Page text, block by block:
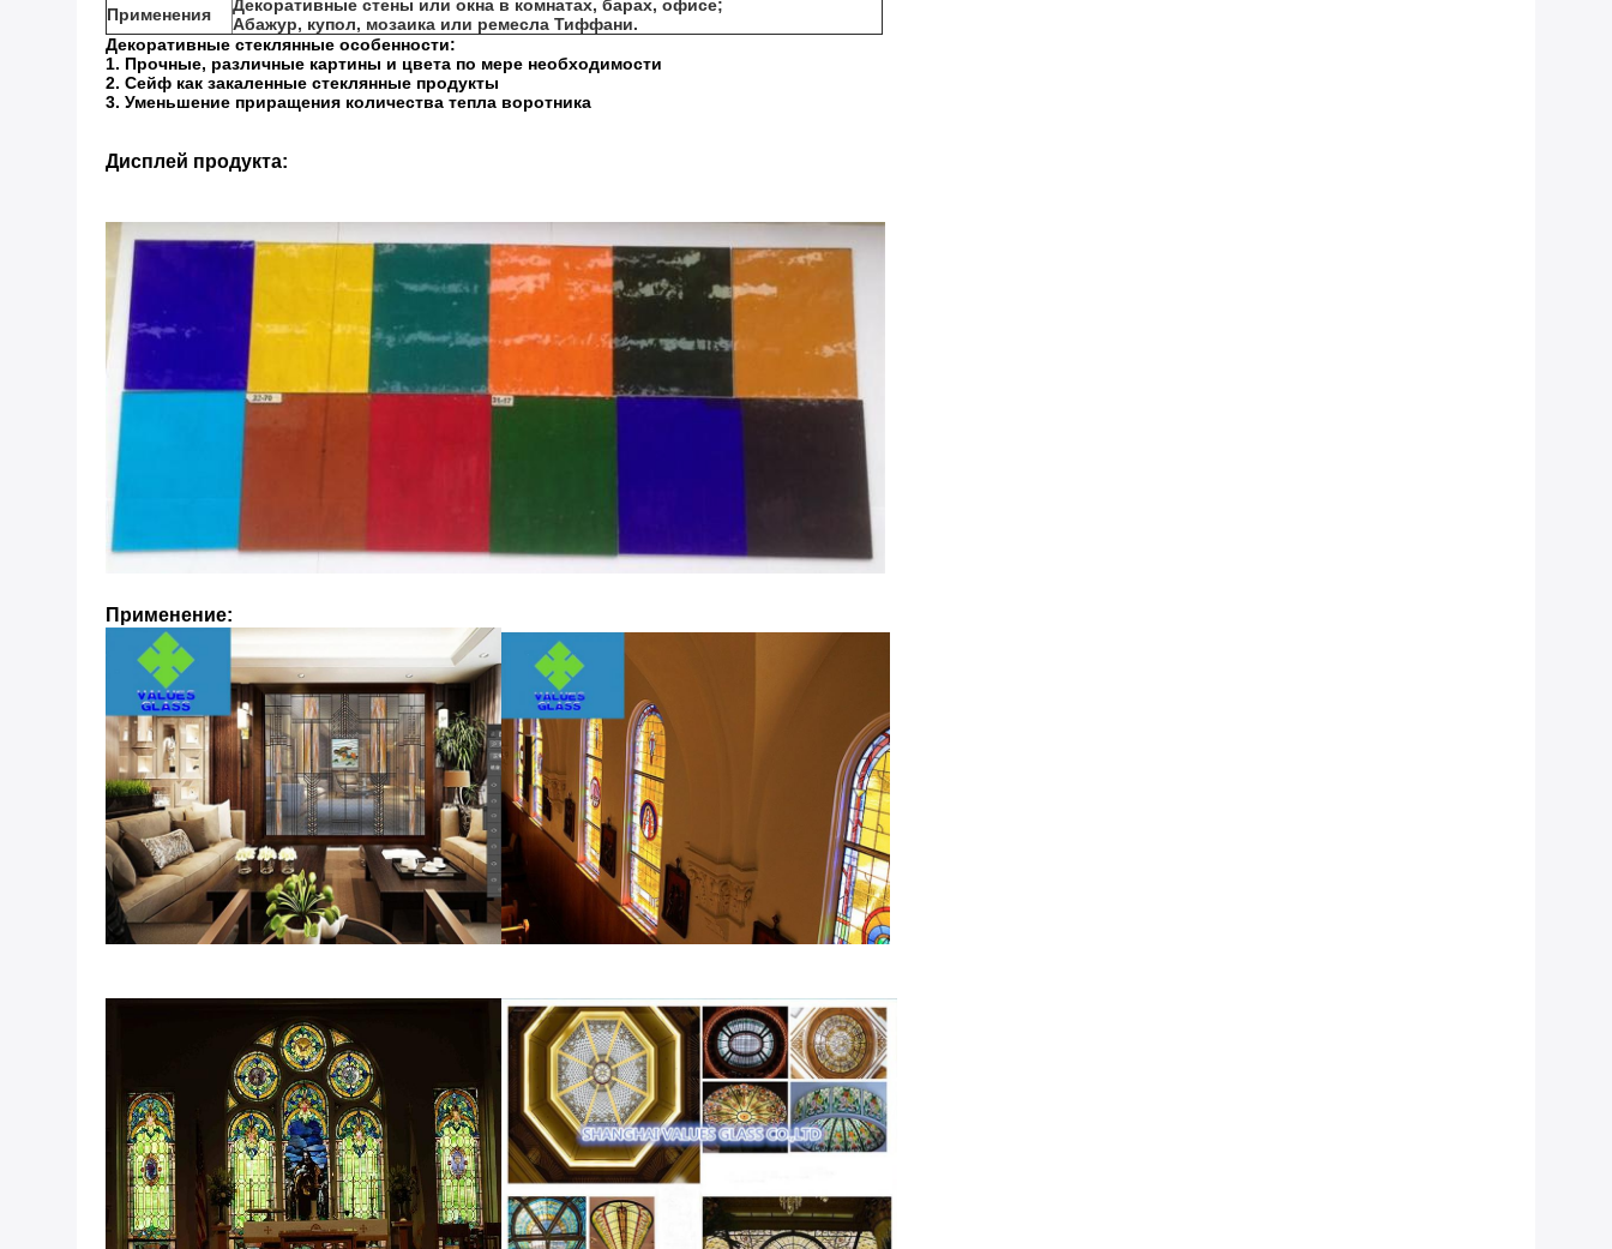
Применения
Декоративные стены или окна в комнатах, барах, офисе;
Абажур, купол, мозаика или ремесла Тиффани.
Декоративные стеклянные особенности:
1. Прочные, различные картины и цвета по мере необходимости
2. Сейф как закаленные стеклянные продукты
3. Уменьшение приращения количества тепла воротника
Дисплей продукта:
Применение: